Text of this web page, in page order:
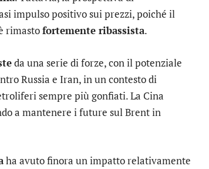
impulso positivo sui prezzi, poiché il
rimastofortemente ribassista.
da una serie di forze, con il potenziale
Russia e Iran, in un contesto di
sempre più gonfiati. La Cina
a mantenere i future sul Brent in
ha avuto finora un impatto relativamente